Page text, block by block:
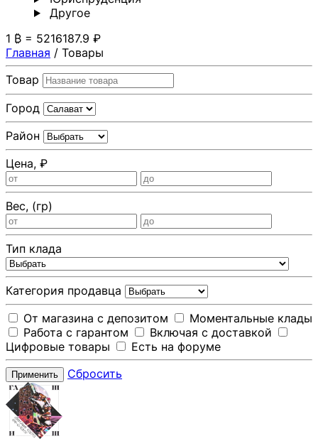
Другoе
1 ₿ = 5216187.9 ₽
Главная / Товары
Товар
Город
Район
Цена, ₽
Вес, (гр)
Тип клада
Категория продавца
От магазина с депозитом
Моментальные клады
Работа с гарантом
Включая с доставкой
Цифровые товары
Есть на форуме
Применить Сбросить